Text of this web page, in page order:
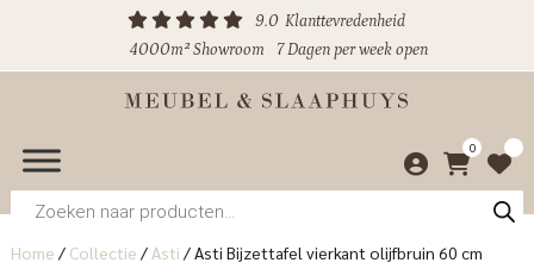
9.0 Klanttevredenheid
4000m² Showroom
7 Dagen per week open
0
Producten
zoeken
Home / Collectie / Asti /Asti Bijzettafel vierkant olijfbruin 60 cm